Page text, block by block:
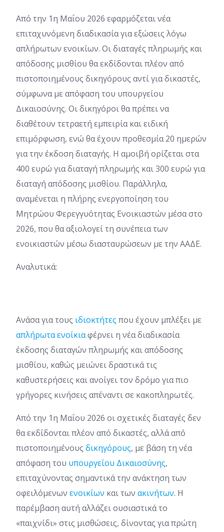
Από την 1η Μαΐου 2026 εφαρμόζεται νέα
επιταχυνόμενη διαδικασία για εξώσεις λόγω
απλήρωτων ενοικίων. Οι διαταγές πληρωμής και
απόδοσης μισθίου θα εκδίδονται πλέον από
πιστοποιημένους δικηγόρους αντί για δικαστές,
σύμφωνα με απόφαση του υπουργείου
Δικαιοσύνης. Οι δικηγόροι θα πρέπει να
διαθέτουν τετραετή εμπειρία και ειδική
επιμόρφωση, ενώ θα έχουν προθεσμία 20 ημερών
για την έκδοση διαταγής. Η αμοιβή ορίζεται στα
400 ευρώ για διαταγή πληρωμής και 300 ευρώ για
διαταγή απόδοσης μισθίου. Παράλληλα,
αναμένεται η πλήρης ενεργοποίηση του
Μητρώου Φερεγγυότητας Ενοικιαστών μέσα στο
2026, που θα αξιολογεί τη συνέπεια των
ενοικιαστών μέσω διασταυρώσεων με την ΑΑΔΕ.
Αναλυτικά:
Ανάσα για τους ιδιοκτήτες που έχουν μπλέξει με
απλήρωτα ενοίκιαφέρνει η νέα διαδικασία
έκδοσης διαταγών πληρωμής και απόδοσης
μισθίου, καθώς μειώνει δραστικά τις
καθυστερήσεις και ανοίγει τον δρόμο για πιο
γρήγορες κινήσεις απέναντι σε κακοπληρωτές.
Από την 1η Μαΐου 2026 οι σχετικές διαταγές δεν
θα εκδίδονται πλέον από δικαστές, αλλά από
πιστοποιημένους δικηγόρους, με βάση τη νέα
απόφαση του υπουργείου Δικαιοσύνης,
επιταχύνοντας σημαντικά την ανάκτηση των
οφειλόμενων ενοικίων και των ακινήτων. Η
παρέμβαση αυτή αλλάζει ουσιαστικά το
«παιχνίδι» στις μισθώσεις, δίνοντας για πρώτη